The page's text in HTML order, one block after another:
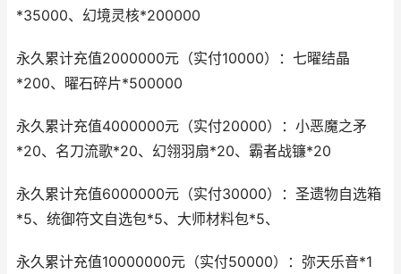
*35000、幻境灵核*200000
永久累计充值2000000元（实付10000）：七曜结晶
*200、曜石碎片*500000
永久累计充值4000000元（实付20000）：小恶魔之矛
*20、名刀流歌*20、幻翎羽扇*20、霸者战镰*20
永久累计充值6000000元（实付30000）：圣遗物自选箱
*5、统御符文自选包*5、大师材料包*5、
永久累计充值10000000元（实付50000）：弥天乐音*1